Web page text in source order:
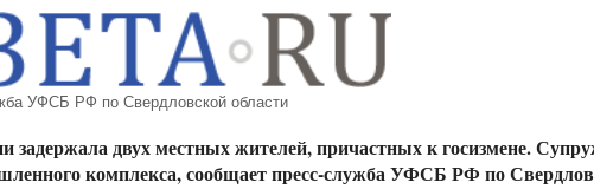
УФСБ РФ по Свердловской области
двух местных жителей, причастных к госизмене.
комплекса, сообщает пресс-служба УФСБ РФ по